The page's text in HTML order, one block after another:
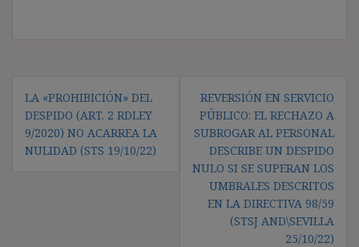
Navegación
de
entradas
LA «PROHIBICIÓN» DEL
DESPIDO (ART. 2 RDLEY
9/2020) NO ACARREA LA
NULIDAD (STS 19/10/22)
REVERSIÓN EN SERVICIO
PÚBLICO: EL RECHAZO A
SUBROGAR AL PERSONAL
DESCRIBE UN DESPIDO
NULO SI SE SUPERAN LOS
UMBRALES DESCRITOS
EN LA DIRECTIVA 98/59
(STSJ AND\SEVILLA
25/10/22)